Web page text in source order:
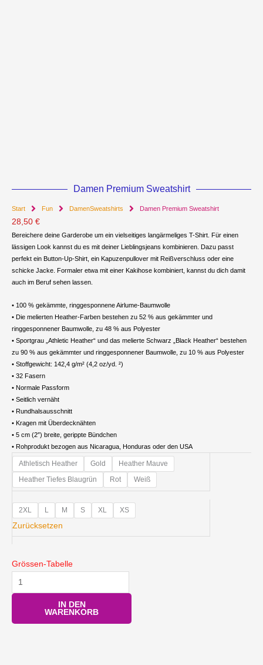
Damen Premium Sweatshirt
Start Fun DamenSweatshirts Damen Premium Sweatshirt
28,50 €
Bereichere deine Garderobe um ein vielseitiges langärmeliges T-Shirt. Für einen
lässigen Look kannst du es mit deiner Lieblingsjeans kombinieren. Dazu passt
perfekt ein Button-Up-Shirt, ein Kapuzenpullover mit Reißverschluss oder eine
schicke Jacke. Formaler etwa mit einer Kakihose kombiniert, kannst du dich damit
auch im Beruf sehen lassen.
• 100 % gekämmte, ringgesponnene Airlume-Baumwolle
• Die melierten Heather-Farben bestehen zu 52 % aus gekämmter und
ringgesponnener Baumwolle, zu 48 % aus Polyester
• Sportgrau „Athletic Heather“ und das melierte Schwarz „Black Heather“ bestehen
zu 90 % aus gekämmter und ringgesponnener Baumwolle, zu 10 % aus Polyester
• Stoffgewicht: 142,4 g/m² (4,2 oz/yd. ²)
• 32 Fasern
• Normale Passform
• Seitlich vernäht
• Rundhalsausschnitt
• Kragen mit Überdecknähten
• 5 cm (2″) breite, gerippte Bündchen
• Rohprodukt bezogen aus Nicaragua, Honduras oder den USA
Athletisch Heather Gold
Heather Mauve
Heather Tiefes Blaugrün
Rot Weiß
2XL L M S XL XS
Zurücksetzen
Grössen-Tabelle
Damen
Premium
Sweatshirt
Menge
IN DEN
WARENKORB